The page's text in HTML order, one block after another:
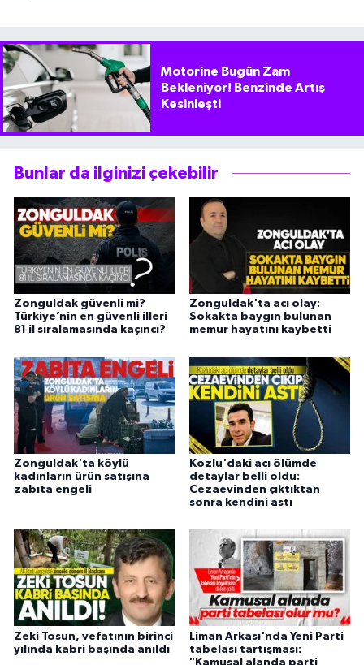
Motorine Bugün Zam
Bekleniyor! Benzinde Artış
Kesinleşti
Bunlar da ilginizi çekebilir
Zonguldak güvenli mi?
Türkiye’nin en güvenli illeri
81 il sıralamasında kaçıncı?
Zonguldak'ta acı olay:
Sokakta baygın bulunan
memur hayatını kaybetti
Zonguldak'ta köylü
kadınların ürün satışına
zabıta engeli
Kozlu'daki acı ölümde
detaylar belli oldu:
Cezaevinden çıktıktan
sonra kendini astı
Zeki Tosun, vefatının birinci
yılında kabri başında anıldı
Liman Arkası'nda Yeni Parti
tabelası tartışması:
"Kamusal alanda parti